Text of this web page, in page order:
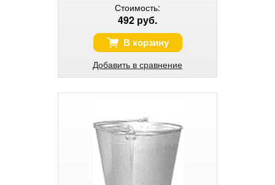
Стоимость:
492 руб.
В корзину
Добавить в сравнение